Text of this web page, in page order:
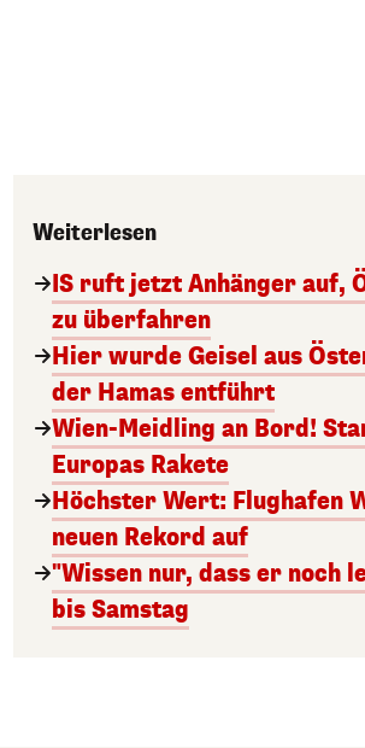
Weiterlesen
IS ruft jetzt Anhänger auf,
zu überfahren
Hier wurde Geisel aus
der Hamas entführt
Wien-Meidling an Bord!
Europas Rakete
Höchster Wert: Flughafen
neuen Rekord auf
"Wissen nur, dass er noch
bis Samstag